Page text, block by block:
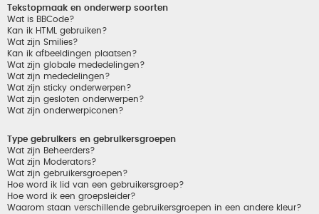
Tekstopmaak en onderwerp soorten
Wat is BBCode?
Kan ik HTML gebruiken?
Wat zijn Smilies?
Kan ik afbeeldingen plaatsen?
Wat zijn globale mededelingen?
Wat zijn mededelingen?
Wat zijn sticky onderwerpen?
Wat zijn gesloten onderwerpen?
Wat zijn onderwerpiconen?
Type gebruikers en gebruikersgroepen
Wat zijn Beheerders?
Wat zijn Moderators?
Wat zijn gebruikersgroepen?
Hoe word ik lid van een gebruikersgroep?
Hoe word ik een groepsleider?
Waarom staan verschillende gebruikersgroepen in een andere kleur?